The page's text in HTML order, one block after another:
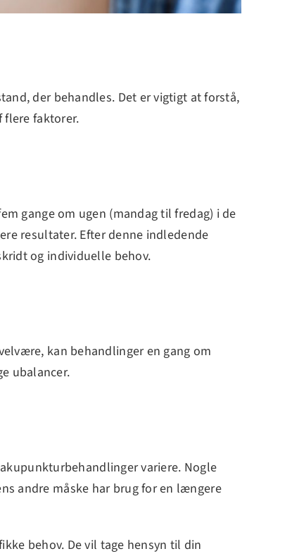
der behandles. Det er vigtigt at forstå,
flere faktorer.
gange om ugen (mandag til fredag) i de
resultater. Efter denne indledende
og individuelle behov.
kan behandlinger en gang om
ubalancer.
variere. Nogle
andre måske har brug for en længere
behov. De vil tage hensyn til din